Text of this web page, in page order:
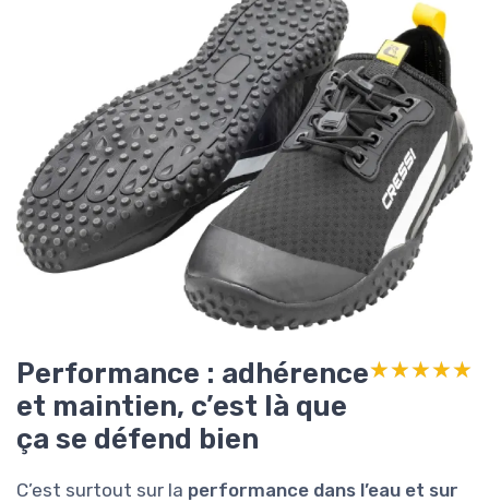
Performance : adhérence
et maintien, c’est là que
ça se défend bien
★★★★★
★★★★★
C’est surtout sur la performance dans l’eau et sur